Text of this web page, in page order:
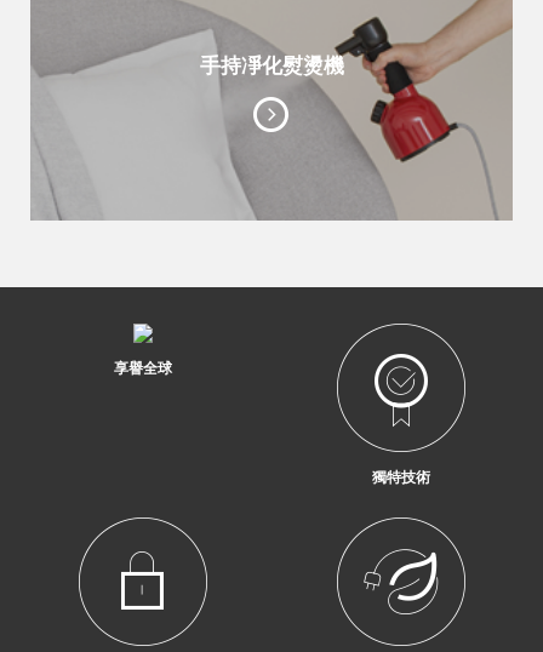
手持凈化熨燙機
享譽全球
獨特技術